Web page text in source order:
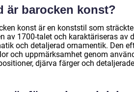
är barocken konst?
konst är en konststil som
av 1700-talet och karaktäriseras av
och detaljerad ornamentik. Den
och uppmärksamhet genom
djärva färger och